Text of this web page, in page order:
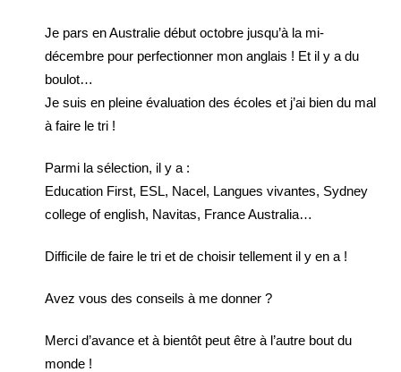
Je pars en Australie début octobre jusqu’à la mi-
décembre pour perfectionner mon anglais ! Et il y a du
boulot…
Je suis en pleine évaluation des écoles et j’ai bien du mal
à faire le tri !
Parmi la sélection, il y a :
Education First, ESL, Nacel, Langues vivantes, Sydney
college of english, Navitas, France Australia…
Difficile de faire le tri et de choisir tellement il y en a !
Avez vous des conseils à me donner ?
Merci d’avance et à bientôt peut être à l’autre bout du
monde !